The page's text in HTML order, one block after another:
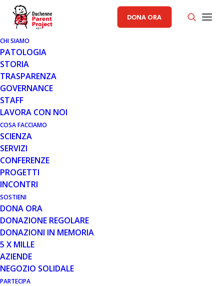
DONA ORA
CHI SIAMO
PATOLOGIA
STORIA
TRASPARENZA
GOVERNANCE
STAFF
LAVORA CON NOI
COSA FACCIAMO
SCIENZA
SERVIZI
CONFERENZE
PROGETTI
INCONTRI
SOSTIENI
DONA ORA
DONAZIONE REGOLARE
DONAZIONI IN MEMORIA
5 X MILLE
AZIENDE
NEGOZIO SOLIDALE
PARTECIPA
CAMPAGNA
CON TUTTA LA FORZA CHE HO